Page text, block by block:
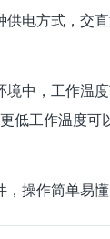
供电方式，交
境中，工作温
低工作温度可
，操作简单易懂